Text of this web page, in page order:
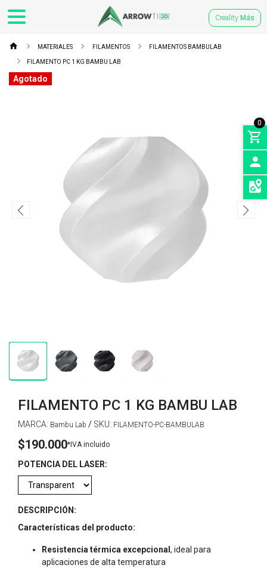
Creality Más
0
SEDES
MATERIALES FILAMENTOS FILAMENTOS BAMBULAB
FILAMENTO PC 1 KG BAMBU LAB
Agotado
FILAMENTO PC 1 KG BAMBU LAB
MARCA: Bambu Lab / SKU: FILAMENTO-PC-BAMBULAB
$190.000*IVA incluido
POTENCIA DEL LASER:
DESCRIPCIÓN:
Características del producto:
Resistencia térmica excepcional , ideal para
aplicaciones de alta temperatura